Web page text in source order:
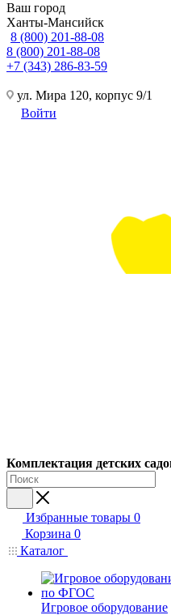
Ваш город
Ханты-Мансийск
8 (800) 201-88-08
8 (800) 201-88-08
+7 (343) 286-83-59
ул. Мира 120, корпус 9/1
Войти
Комплектация детских
Избранные товары 0
Корзина 0
Каталог
Игровое оборудование